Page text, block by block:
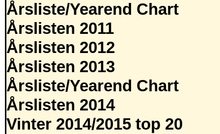
Årsliste/Yearend Chart
Årslisten 2011
Årslisten 2012
Årslisten 2013
Årsliste/Yearend Chart
Årslisten 2014
Vinter 2014/2015 top 20